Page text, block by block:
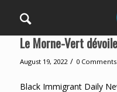
Le Morne-Vert
August 19, 2022 / 0 Comments
Black Immigrant Daily